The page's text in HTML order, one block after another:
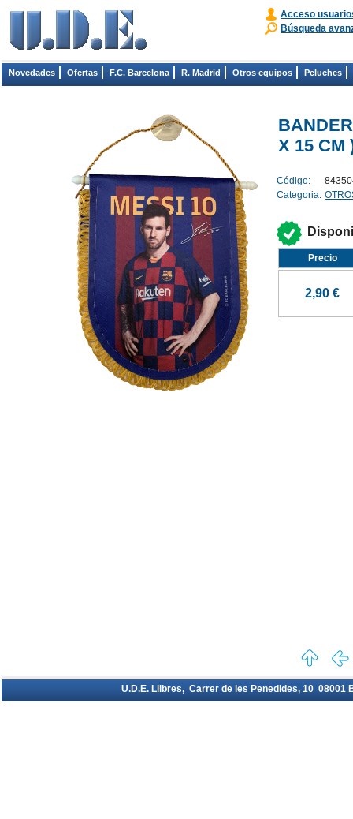
Acceso
Búsqueda
Novedades Ofertas F.C. Barcelona R. Madrid Otros equipos Peluches
X 15 CM
Código:
Categoria:
Precio
2,90 €
U.D.E. Llibres, Carrer de les Penedides, 10 08001